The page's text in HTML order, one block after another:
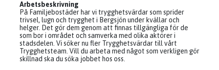
Arbetsbeskrivning
På Familjebostäder har vi trygghetsvärdar som sprider
trivsel, lugn och trygghet i Bergsjön under kvällar och
helger. Det gör dem genom att finnas tillgängliga för de
som bor i området och samverka med olika aktörer i
stadsdelen. Vi söker nu fler Trygghetsvärdar till vårt
Trygghetsteam. Vill du arbeta med något som verkligen gör
skillnad ska du söka jobbet hos oss.